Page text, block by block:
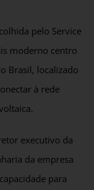
pelo Service
moderno centro
Brasil, localizado
à rede
executivo da
da empresa
para